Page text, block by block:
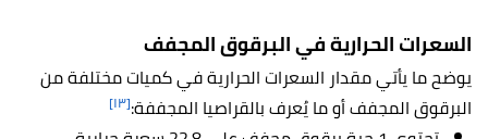
السعرات الحرارية في البرقوق المجفف
يوضح ما يأتي مقدار السعرات الحرارية في كميات مختلفة من
البرقوق المجفف أو ما يُعرف بالقراصيا المجففة:[١٣]